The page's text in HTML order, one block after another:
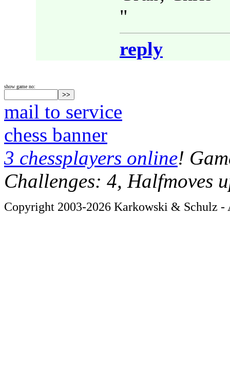
"
reply
show game no:
mail to service
chess banner
3 chessplayers online!
Challenges: 4, Halfmoves
Copyright 2003-2026 Karkowski & Schulz